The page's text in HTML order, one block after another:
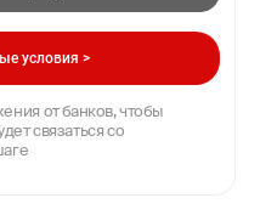
условия >
от банков, чтобы
связаться со